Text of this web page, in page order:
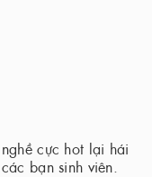
cực hot lại hái
bạn sinh viên.